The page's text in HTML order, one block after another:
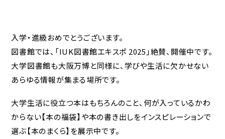
入学・進級おめでとうございます。
図書館では、「IUK図書館エキスポ 2025」絶賛、開催中です。
大学図書館も大阪万博と同様に、学びや生活に欠かせない
あらゆる情報が集まる場所です。
大学生活に役立つ本はもちろんのこと、何が入っているかわ
からない【本の福袋】や本の書き出しをインスピレーションで
選ぶ【本のまくら】を展示中です。